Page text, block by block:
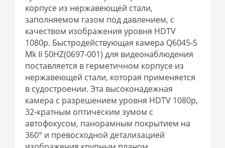
корпусе из нержавеющей стали,
заполняемом газом под давлением, с
качеством изображения уровня HDTV
1080p. Быстродействующая камера Q6045-S
Mk II 50HZ(0697-001) для видеонаблюдения
поставляется в герметичном корпусе из
нержавеющей стали, которая применяется
в судостроении. Эта высоконадежная
камера с разрешением уровня HDTV 1080p,
32-кратным оптическим зумом с
автофокусом, панорамным покрытием на
360° и превосходной детализацией